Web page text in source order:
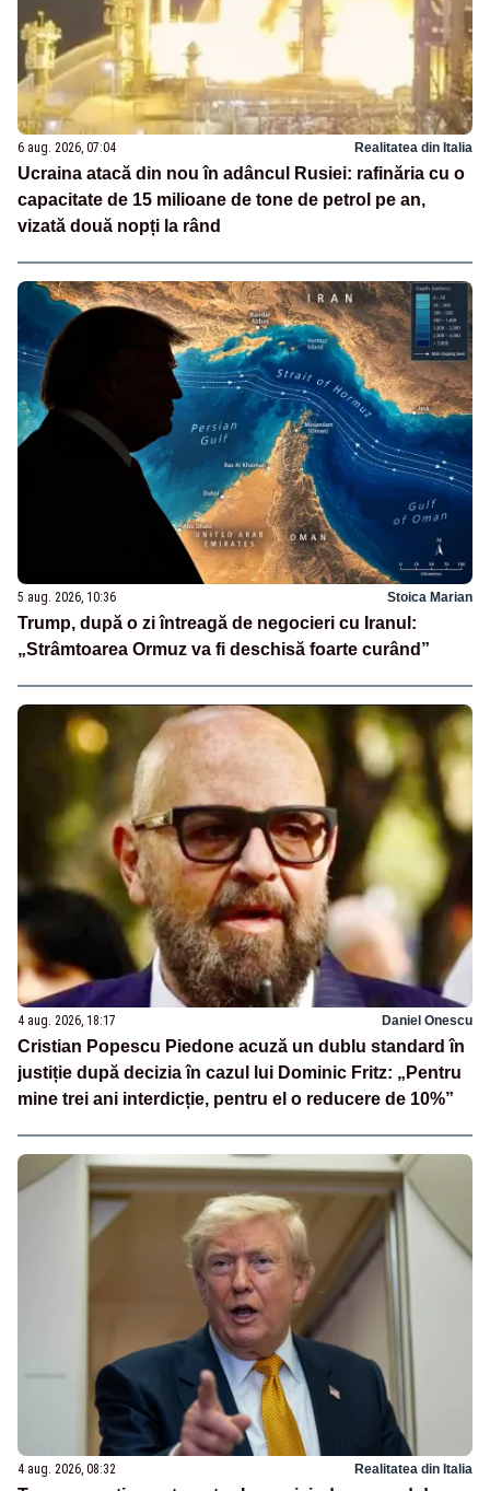
6 aug. 2026, 07:04 Realitatea din Italia
Ucraina atacă din nou în adâncul Rusiei: rafinăria cu o
capacitate de 15 milioane de tone de petrol pe an,
vizată două nopți la rând
5 aug. 2026, 10:36 Stoica Marian
Trump, după o zi întreagă de negocieri cu Iranul:
„Strâmtoarea Ormuz va fi deschisă foarte curând”
4 aug. 2026, 18:17 Daniel Onescu
Cristian Popescu Piedone acuză un dublu standard în
justiție după decizia în cazul lui Dominic Fritz: „Pentru
mine trei ani interdicție, pentru el o reducere de 10%”
4 aug. 2026, 08:32 Realitatea din Italia